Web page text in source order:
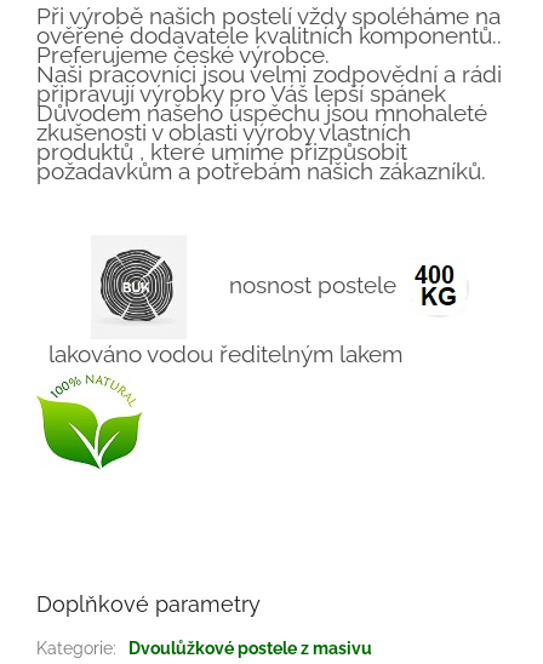
Při výrobě našich postelí vždy spoléháme na
ověřené dodavatele kvalitních komponentů..
Preferujeme české výrobce.
Naši pracovníci jsou velmi zodpovědní a rádi
připravují výrobky pro Váš lepší spánek
Důvodem našeho úspěchu jsou mnohaleté
zkušenosti v oblasti výroby vlastních
produktů , které umíme přizpůsobit
požadavkům a potřebám našich zákazníků.
nosnost postele
lakováno vodou ředitelným lakem
Doplňkové parametry
Kategorie:
Dvoulůžkové postele z masivu